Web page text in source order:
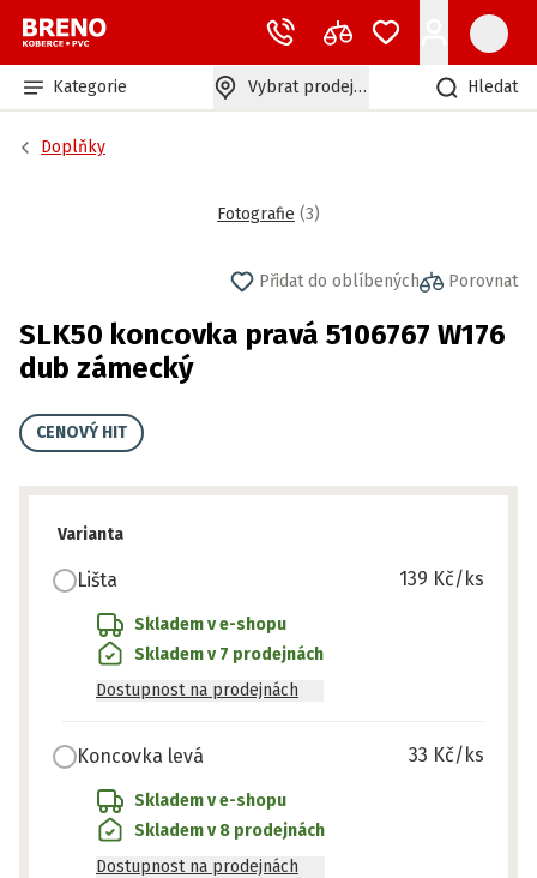
Kategorie Vybrat prodejnu Hledat
Doplňky
Fotografie (3)
Přidat do oblíbených Porovnat
SLK50 koncovka pravá 5106767 W176
dub zámecký
CENOVÝ HIT
Varianta
Lišta 139 Kč/ks
Skladem v e-shopu
Skladem v 7 prodejnách
Dostupnost na prodejnách
Koncovka levá 33 Kč/ks
Skladem v e-shopu
Skladem v 8 prodejnách
Dostupnost na prodejnách